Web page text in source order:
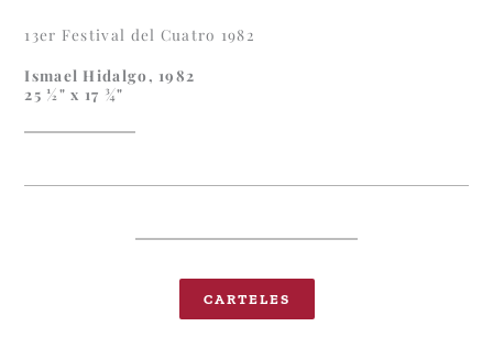
13er Festival del Cuatro 1982
Ismael Hidalgo, 1982
25 ½" x 17 ¾"
CARTELES